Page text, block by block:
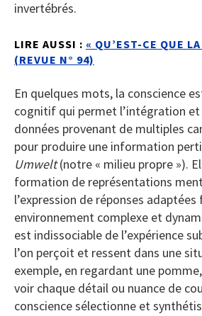
invertébrés.
LIRE AUSSI : « QU’EST-CE QUE
(REVUE N° 94)
En quelques mots, la conscience
cognitif qui permet l’intégration
données provenant de multiples
pour produire une information
Umwelt(notre « milieu propre »).
formation de représentations
l’expression de réponses adaptées
environnement complexe et
est indissociable de l’expérience
l’on perçoit et ressent dans une
exemple, en regardant une
voir chaque détail ou nuance de
conscience sélectionne et